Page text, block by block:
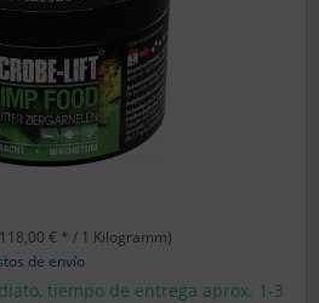
€ * / 1 Kilogramm)
de envío
tiempo de entrega aprox. 1-3